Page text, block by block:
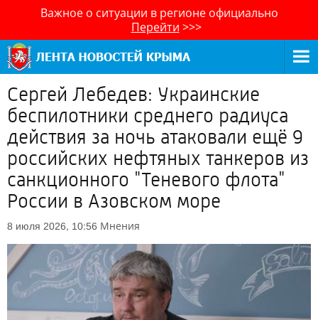
Важное о ситуации в регионе официально
Перейти >>>
Сергей Лебедев: Украинские
беспилотники среднего радиуса
действия за ночь атаковали ещё 9
российских нефтяных танкеров из
санкционного "Теневого флота"
России в Азовском море
8 июля 2026, 10:56 Мнения